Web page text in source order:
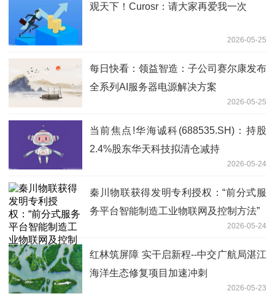
观天下！Curosr：请大家再爱我一次
2026-05-25
每日快看：领益智造：子公司赛尔康发布
全系列AI服务器电源解决方案
2026-05-25
当前焦点!华海诚科(688535.SH)：持股
2.4%股东华天科技拟清仓减持
2026-05-24
秦川物联获得发明专利授权：“前分式服
务平台智能制造工业物联网及控制方法”
2026-05-24
红林筑屏障 实干启新程--中交广航局湛江
海洋生态修复项目加速冲刺
2026-05-23